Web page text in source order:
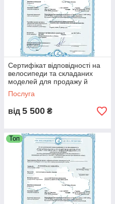
Сертифікат відповідності на
велосипеди та складаних
моделей для продажу й
експорту, протоколи
випробувань за стандартами
Послуга
від 5 500 ₴
Топ